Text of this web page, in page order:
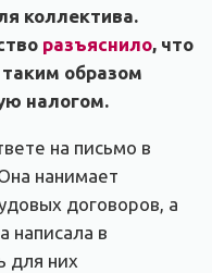
коллектива.
разъяснило, что
образом
налогом.
на письмо в
нанимает
договоров, а
написала в
для них